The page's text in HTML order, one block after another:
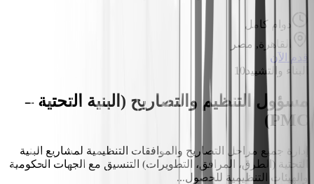
دوام كامل
القاهرة, مصر
قدم الآن
البناء والتشييد10
مسؤول التنظيم والتصاريح (البنية التحتية –
PMC)
إدارة جميع مراحل التصاريح والموافقات التنظيمية لمشاريع البنية
التحتية (الطرق، المرافق، التطويرات) التنسيق مع الجهات الحكومية
والهيئات التنظيمية للحصول...